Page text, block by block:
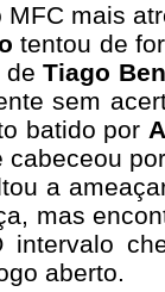
mais
tentou de
deTiago
sem
batido por
a
mas
intervalo
aberto.